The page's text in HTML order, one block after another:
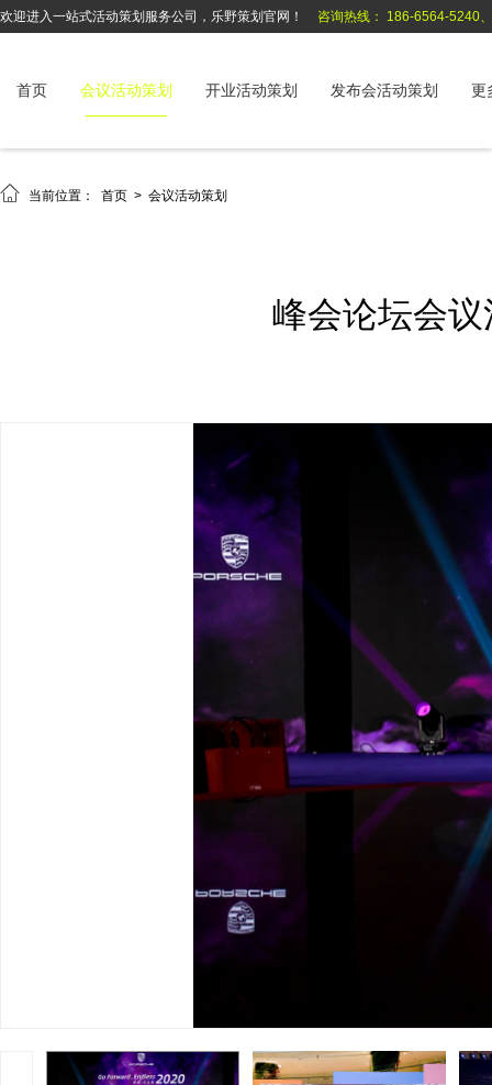
欢迎进入一站式活动策划服务公司，乐野策划官网！ 咨询热线： 186-6564-5240
首页 会议活动策划 开业活动策划 发布会活动策划 更
 当前位置： 首页 > 会议活动策划
峰会论坛会